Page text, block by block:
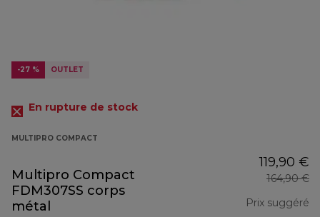
-27 % OUTLET
En rupture de stock
MULTIPRO COMPACT
Multipro Compact
FDM307SS corps
métal
119,90 €
164,90 €
Prix suggéré